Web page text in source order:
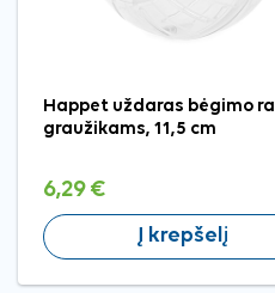
Happet uždaras bėgimo
graužikams, 11,5 cm
6,29 €
Į krepšelį